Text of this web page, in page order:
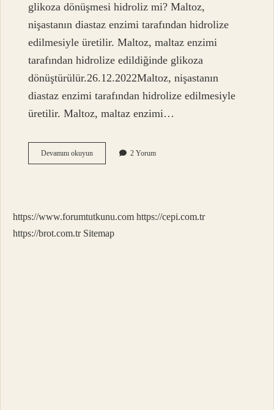
glikoza dönüşmesi hidroliz mi? Maltoz,
nişastanın diastaz enzimi tarafından hidrolize
edilmesiyle üretilir. Maltoz, maltaz enzimi
tarafından hidrolize edildiğinde glikoza
dönüştürülür.26.12.2022Maltoz, nişastanın
diastaz enzimi tarafından hidrolize edilmesiyle
üretilir. Maltoz, maltaz enzimi…
Devamını okuyunNişastanın
Yıkımı
2 Yorum
https://www.forumtutkunu.com https://cepi.com.tr
https://brot.com.tr Sitemap